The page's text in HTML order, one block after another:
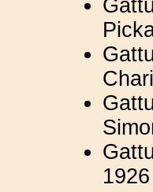
1926